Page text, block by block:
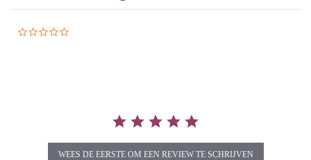
WEES DE EERSTE OM EEN REVIEW TE SCHRIJVEN